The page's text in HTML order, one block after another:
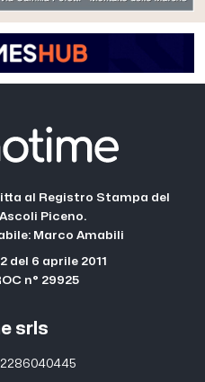
al Registro Stampa del
Piceno.
Marco Amabili
del 6 aprile 2011
n° 29925
srls